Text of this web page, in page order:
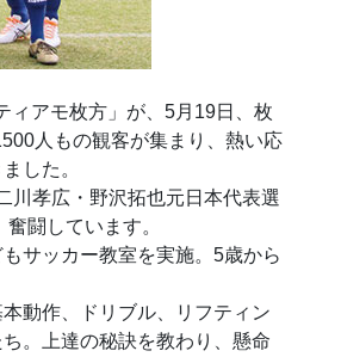
ィアモ枚方」が、5月19日、枚
人もの観客が集まり、熱い応
した。
川孝広・野沢拓也元日本代表選
闘しています。
サッカー教室を実施。5歳から
動作、ドリブル、リフティン
。上達の秘訣を教わり、懸命